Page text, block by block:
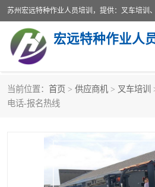
当前位置： 首页 > 供应商机 > 叉车培训
电话-报名热线
叉车培训